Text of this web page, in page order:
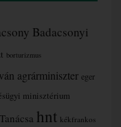
Badacsonyi
borturizmus
agrárminiszter eger
minisztérium
hnt kékfrankos